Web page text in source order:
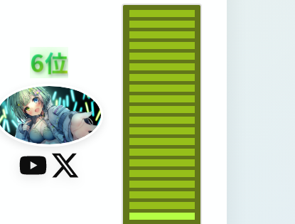
6位